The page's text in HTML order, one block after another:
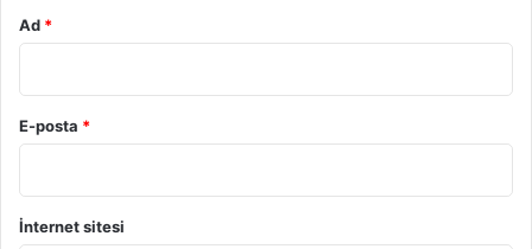
Ad *
E-posta *
İnternet sitesi